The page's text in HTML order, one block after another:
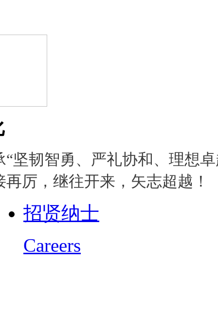
“坚韧智勇、严礼协和、理想
厉，继往开来，矢志超越！
招贤纳士
Careers